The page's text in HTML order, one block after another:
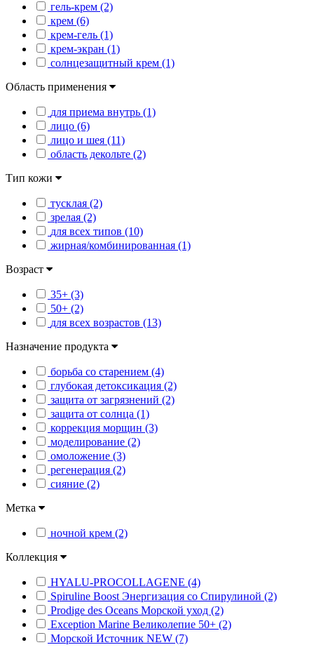
гель-крем (2)
крем (6)
крем-гель (1)
крем-экран (1)
солнцезащитный крем (1)
Область применения
для приема внутрь (1)
лицо (6)
лицо и шея (11)
область декольте (2)
Тип кожи
тусклая (2)
зрелая (2)
для всех типов (10)
жирная/комбинированная (1)
Возраст
35+ (3)
50+ (2)
для всех возрастов (13)
Назначение продукта
борьба со старением (4)
глубокая детоксикация (2)
защита от загрязнений (2)
защита от солнца (1)
коррекция морщин (3)
моделирование (2)
омоложение (3)
регенерация (2)
сияние (2)
Метка
ночной крем (2)
Коллекция
HYALU-PROCOLLAGENE (4)
Spiruline Boost Энергизация со Спирулиной (2)
Prodige des Oceans Морской уход (2)
Exception Marine Великолепие 50+ (2)
Морской Источник NEW (7)